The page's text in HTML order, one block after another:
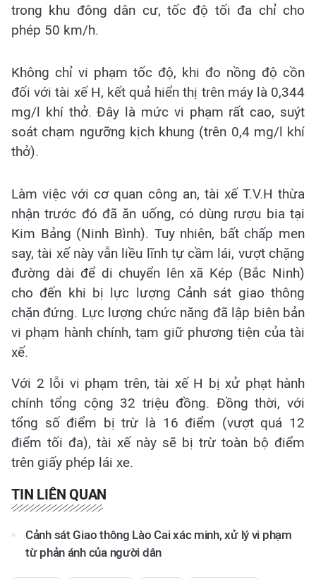
trong khu đông dân cư, tốc độ tối đa chỉ cho
phép 50 km/h.
Không chỉ vi phạm tốc độ, khi đo nồng độ cồn
đối với tài xế H, kết quả hiển thị trên máy là 0,344
mg/l khí thở. Đây là mức vi phạm rất cao, suýt
soát chạm ngưỡng kịch khung (trên 0,4 mg/l khí
thở).
Làm việc với cơ quan công an, tài xế T.V.H thừa
nhận trước đó đã ăn uống, có dùng rượu bia tại
Kim Bảng (Ninh Bình). Tuy nhiên, bất chấp men
say, tài xế này vẫn liều lĩnh tự cầm lái, vượt chặng
đường dài để di chuyển lên xã Kép (Bắc Ninh)
cho đến khi bị lực lượng Cảnh sát giao thông
chặn đứng. Lực lượng chức năng đã lập biên bản
vi phạm hành chính, tạm giữ phương tiện của tài
xế.
Với 2 lỗi vi phạm trên, tài xế H bị xử phạt hành
chính tổng cộng 32 triệu đồng. Đồng thời, với
tổng số điểm bị trừ là 16 điểm (vượt quá 12
điểm tối đa), tài xế này sẽ bị trừ toàn bộ điểm
trên giấy phép lái xe.
TIN LIÊN QUAN
Cảnh sát Giao thông Lào Cai xác minh, xử lý vi phạm
từ phản ánh của người dân